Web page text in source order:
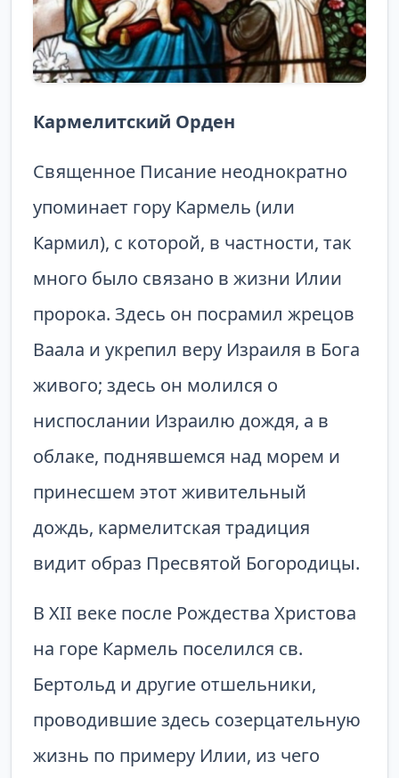
Кармелитский Орден
Священное Писание неоднократно
упоминает гору Кармель (или
Кармил), с которой, в частности, так
много было связано в жизни Илии
пророка. Здесь он по­срамил жрецов
Ваа­ла и укрепил веру Израиля в Бога
живого; здесь он молился о
ниспослании Израилю дождя, а в
облаке, под­нявшемся над мо­рем и
принесшем этот живительный
дождь, кармелитская традиция
видит образ Пресвятой Богородицы.
В XII веке после Рождества Христова
на горе Кармель поселился св.
Бертольд и другие отшельники,
проводившие здесь созерцательную
жизнь по примеру Илии, из чего